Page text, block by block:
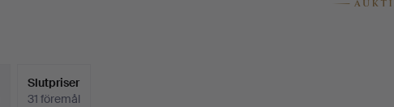
Slutpriser
31 föremål